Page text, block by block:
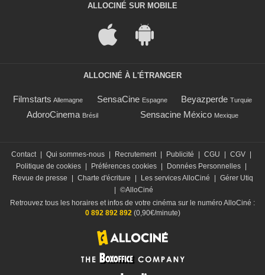
ALLOCINÉ SUR MOBILE
ALLOCINÉ À L'ÉTRANGER
Filmstarts Allemagne SensaCine Espagne Beyazperde Turquie
AdoroCinema Brésil Sensacine México Mexique
Contact | Qui sommes-nous | Recrutement | Publicité | CGU | CGV |
Politique de cookies | Préférences cookies | Données Personnelles |
Revue de presse
| Charte d'écriture | Les services AlloCiné | Gérer Utiq
| ©AlloCiné
Retrouvez tous les horaires et infos de votre cinéma sur le numéro AlloCiné :
0 892 892 892 (0,90€/minute)